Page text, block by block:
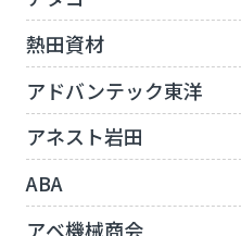
熱田資材
アドバンテック東洋
アネスト岩田
ABA
アベ機械商会